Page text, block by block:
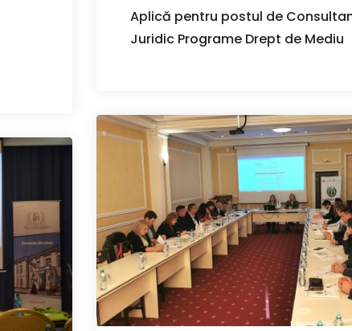
Aplică pentru postul de
Juridic Programe Drept de Mediu